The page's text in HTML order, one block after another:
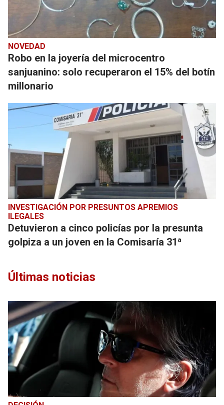
NOVEDAD
Robo en la joyería del microcentro
sanjuanino: solo recuperaron el 15% del botín
millonario
INVESTIGACIÓN POR PRESUNTOS APREMIOS
ILEGALES
Detuvieron a cinco policías por la presunta
golpiza a un joven en la Comisaría 31ª
Últimas noticias